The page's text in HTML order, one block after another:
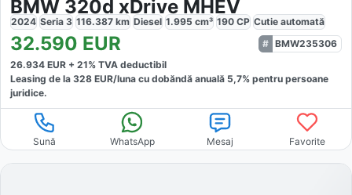
BMW 320d xDrive MHEV
2024 Seria 3 116.387 km Diesel 1.995 cm³ 190 CP Cutie automată
32.590 EUR
BMW235306
26.934 EUR + 21% TVA deductibil
Leasing de la 328 EUR/luna cu dobăndă anuală 5,7% pentru persoane
juridice.
Sună WhatsApp Mesaj Favorite